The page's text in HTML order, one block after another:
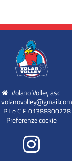
Volano Volley asd
volanovolley@gmail.com
P.I. e C.F. 01388300228
Preferenze cookie